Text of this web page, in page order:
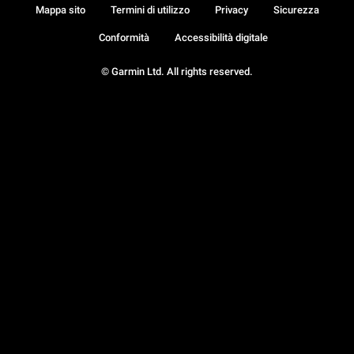
© Garmin Ltd. All rights reserved.
Mappa sito Termini di utilizzo Privacy Sicurezza
Conformità Accessibilità digitale